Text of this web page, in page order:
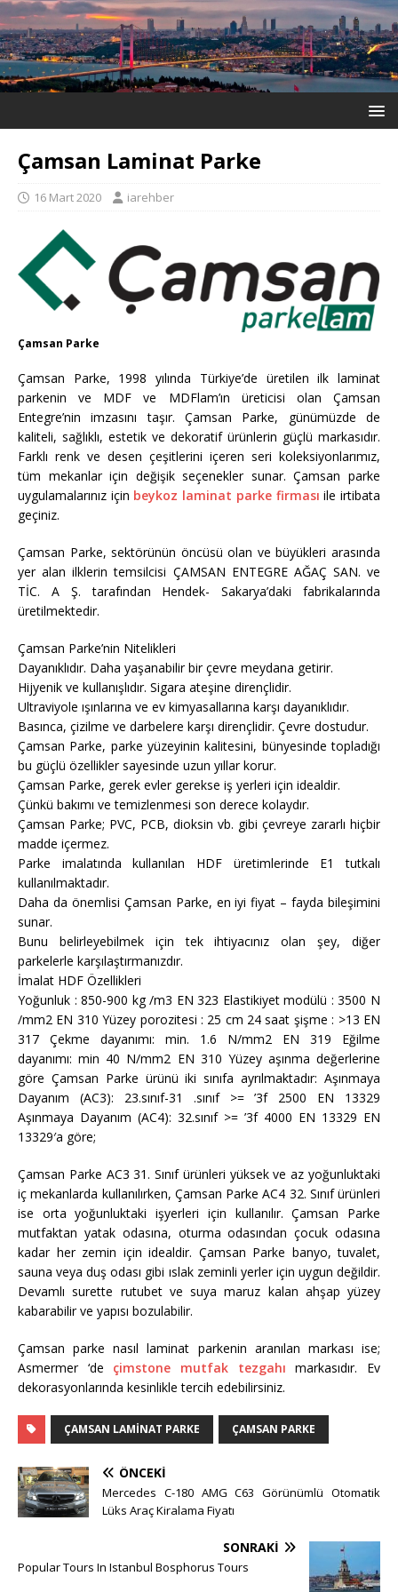
Çamsan Laminat Parke
16 Mart 2020 iarehber
Çamsan Parke
Çamsan Parke, 1998 yılında Türkiye’de üretilen ilk laminat
parkenin ve MDF ve MDFlam’ın üreticisi olan Çamsan
Entegre’nin imzasını taşır. Çamsan Parke, günümüzde de
kaliteli, sağlıklı, estetik ve dekoratif ürünlerin güçlü markasıdır.
Farklı renk ve desen çeşitlerini içeren seri koleksiyonlarımız,
tüm mekanlar için değişik seçenekler sunar. Çamsan parke
uygulamalarınız için beykoz laminat parke firması ile irtibata
geçiniz.
Çamsan Parke, sektörünün öncüsü olan ve büyükleri arasında
yer alan ilklerin temsilcisi ÇAMSAN ENTEGRE AĞAÇ SAN. ve
TİC. A Ş. tarafından Hendek- Sakarya’daki fabrikalarında
üretilmektedir.
Çamsan Parke’nin Nitelikleri
Dayanıklıdır. Daha yaşanabilir bir çevre meydana getirir.
Hijyenik ve kullanışlıdır. Sigara ateşine dirençlidir.
Ultraviyole ışınlarına ve ev kimyasallarına karşı dayanıklıdır.
Basınca, çizilme ve darbelere karşı dirençlidir. Çevre dostudur.
Çamsan Parke, parke yüzeyinin kalitesini, bünyesinde topladığı
bu güçlü özellikler sayesinde uzun yıllar korur.
Çamsan Parke, gerek evler gerekse iş yerleri için idealdir.
Çünkü bakımı ve temizlenmesi son derece kolaydır.
Çamsan Parke; PVC, PCB, dioksin vb. gibi çevreye zararlı hiçbir
madde içermez.
Parke imalatında kullanılan HDF üretimlerinde E1 tutkalı
kullanılmaktadır.
Daha da önemlisi Çamsan Parke, en iyi fiyat – fayda bileşimini
sunar.
Bunu belirleyebilmek için tek ihtiyacınız olan şey, diğer
parkelerle karşılaştırmanızdır.
İmalat HDF Özellikleri
Yoğunluk : 850-900 kg /m3 EN 323 Elastikiyet modülü : 3500 N
/mm2 EN 310 Yüzey porozitesi : 25 cm 24 saat şişme : >13 EN
317 Çekme dayanımı: min. 1.6 N/mm2 EN 319 Eğilme
dayanımı: min 40 N/mm2 EN 310 Yüzey aşınma değerlerine
göre Çamsan Parke ürünü iki sınıfa ayrılmaktadır: Aşınmaya
Dayanım (AC3): 23.sınıf-31 .sınıf >= ’3f 2500 EN 13329
Aşınmaya Dayanım (AC4): 32.sınıf >= ’3f 4000 EN 13329 EN
13329′a göre;
Çamsan Parke AC3 31. Sınıf ürünleri yüksek ve az yoğunluktaki
iç mekanlarda kullanılırken, Çamsan Parke AC4 32. Sınıf ürünleri
ise orta yoğunluktaki işyerleri için kullanılır. Çamsan Parke
mutfaktan yatak odasına, oturma odasından çocuk odasına
kadar her zemin için idealdir. Çamsan Parke banyo, tuvalet,
sauna veya duş odası gibi ıslak zeminli yerler için uygun değildir.
Devamlı surette rutubet ve suya maruz kalan ahşap yüzey
kabarabilir ve yapısı bozulabilir.
Çamsan parke nasıl laminat parkenin aranılan markası ise;
Asmermer ‘de çimstone mutfak tezgahı markasıdır. Ev
dekorasyonlarında kesinlikle tercih edebilirsiniz.
ÇAMSAN LAMINAT PARKE ÇAMSAN PARKE
ÖNCEKI
Mercedes C-180 AMG C63 Görünümlü Otomatik
Lüks Araç Kiralama Fiyatı
SONRAKI
Popular Tours In Istanbul Bosphorus Tours